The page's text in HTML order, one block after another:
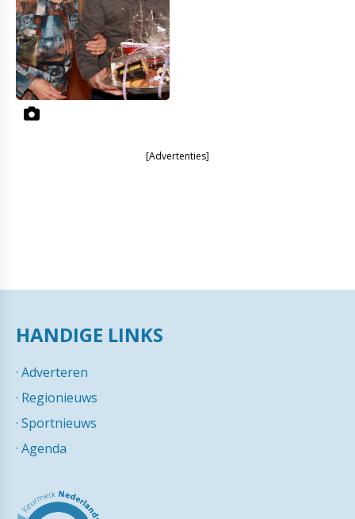
[Advertenties]
HANDIGE LINKS
· Adverteren
· Regionieuws
· Sportnieuws
· Agenda